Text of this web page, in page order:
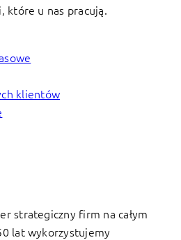
które u nas pracują.
klientów
strategiczny firm na całym
lat wykorzystujemy